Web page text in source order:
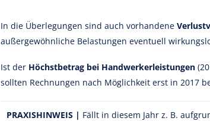
In die Überlegungen sind auch vorhandene
außergewöhnliche Belastungen eventuell
Ist der Höchstbetrag bei Handwerkerleistungen
sollten Rechnungen nach Möglichkeit erst in 2017
PRAXISHINWEIS | Fällt in diesem Jahr z. B.